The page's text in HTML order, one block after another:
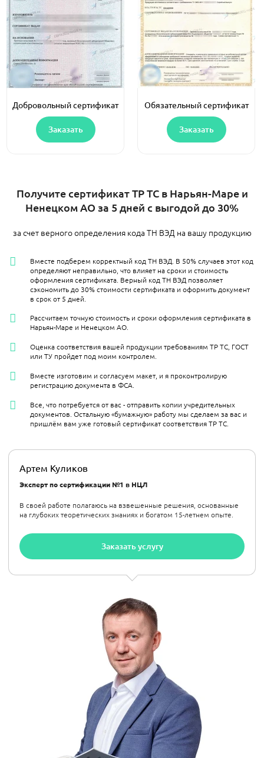
Добровольный сертификат
Заказать
Обязательный сертификат
Заказать
Получите сертификат ТР ТС в Нарьян-Маре и
Ненецком АО за 5 дней с выгодой до 30%
за счет верного определения кода ТН ВЭД на вашу продукцию
Артем Куликов
Эксперт по сертификации №1 в НЦЛ
В своей работе полагаюсь на взвешенные решения, основанные
на глубоких теоретических знаниях и богатом 15-летнем опыте.
Заказать услугу
Вместе подберем корректный код ТН ВЭД. В 50% случаев этот код
определяют неправильно, что влияет на сроки и стоимость
оформления сертификата. Верный код ТН ВЭД позволяет
сэкономить до 30% стоимости сертификата и оформить документ
в срок от 5 дней.
Рассчитаем точную стоимость и сроки оформления сертификата в
Нарьян-Маре и Ненецком АО.
Оценка соответствия вашей продукции требованиям ТР ТС, ГОСТ
или ТУ пройдет под моим контролем.
Вместе изготовим и согласуем макет, и я проконтролирую
регистрацию документа в ФСА.
Все, что потребуется от вас - отправить копии учредительных
документов. Остальную «бумажную» работу мы сделаем за вас и
пришлём вам уже готовый сертификат соответствия ТР ТС.